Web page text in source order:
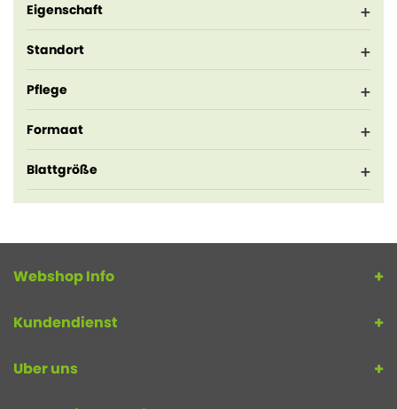
Eigenschaft
Standort
Pflege
Formaat
Blattgröße
Webshop Info
Kundendienst
Uber uns